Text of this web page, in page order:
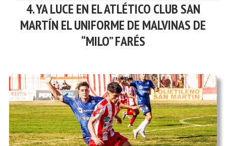
YA LUCE EN EL ATLÉTICO CLUB SAN
MARTÍN EL UNIFORME DE MALVINAS DE
“MILO” FARÉS